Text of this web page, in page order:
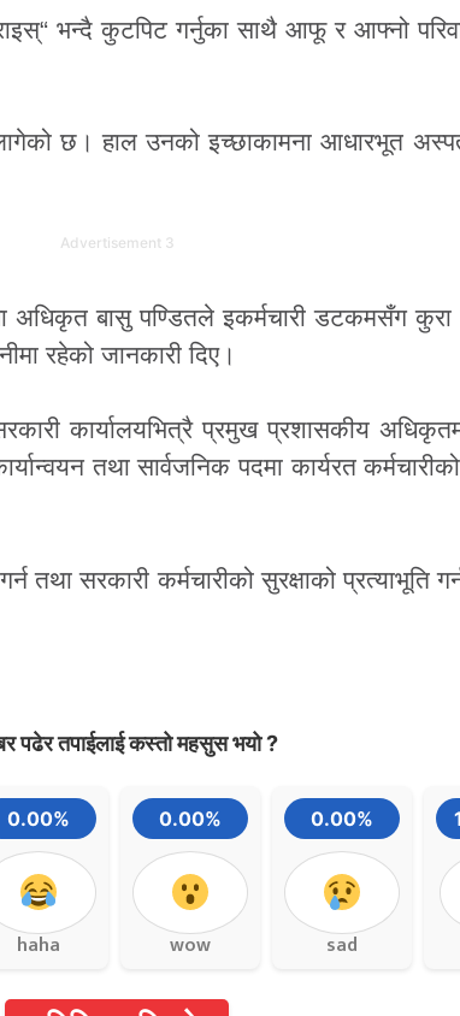
भन्दै कुटपिट गर्नुका साथै आफू र आफ्नो
छ। हाल उनको इच्छाकामना आधारभूत
Advertisement 3
अधिकृत बासु पण्डितले इकर्मचारी डटकमसँग
रहेको जानकारी दिए।
कार्यालयभित्रै प्रमुख प्रशासकीय
तथा सार्वजनिक पदमा कार्यरत कर्मचारीको
तथा सरकारी कर्मचारीको सुरक्षाको प्रत्याभूति
पढेर तपाईलाई कस्तो महसुस भयो ?
0.00%
haha
0.00%
wow
0.00%
sad